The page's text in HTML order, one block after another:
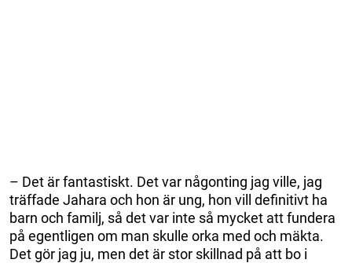
– Det är fantastiskt. Det var någonting jag ville, jag
träffade Jahara och hon är ung, hon vill definitivt ha
barn och familj, så det var inte så mycket att fundera
på egentligen om man skulle orka med och mäkta.
Det gör jag ju, men det är stor skillnad på att bo i